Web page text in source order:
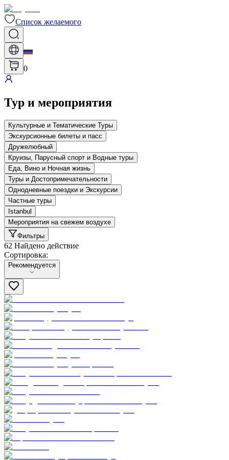
Список желаемого
0
Тур и мероприятия
Культурные и Тематические Туры
Экскурсионные билеты и пасс
Дружелюбный
Круизы, Парусный спорт и Водные туры
Еда, Вино и Ночная жизнь
Туры и Достопримечательности
Однодневные поездки и Экскурсии
Частные туры
Istanbul
Мероприятия на свежем воздухе
Фильтры
62 Найдено действие
Сортировка:
Сортировка:
Рекомендуется